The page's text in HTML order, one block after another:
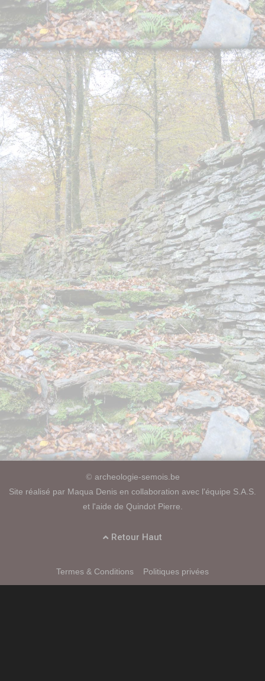
© archeologie-semois.be
Site réalisé par Maqua Denis en collaboration avec l'équipe S.A.S.
et l'aide de Quindot Pierre.
Retour Haut
Termes & Conditions Politiques privées